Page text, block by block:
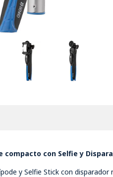
compacto con Selfie y
y Selfie Stick con disparador